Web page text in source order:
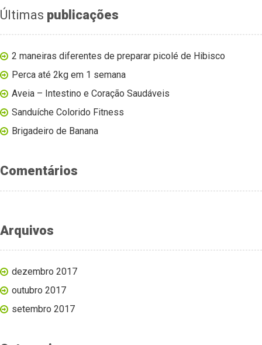
Últimas publicações
2 maneiras diferentes de preparar picolé de Hibisco
Perca até 2kg em 1 semana
Aveia – Intestino e Coração Saudáveis
Sanduíche Colorido Fitness
Brigadeiro de Banana
Comentários
Arquivos
dezembro 2017
outubro 2017
setembro 2017